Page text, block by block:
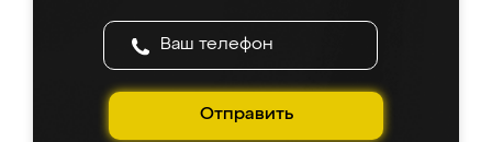
Отправить